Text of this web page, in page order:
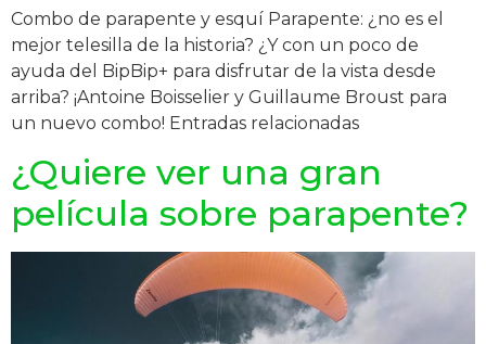
Combo de parapente y esquí Parapente: ¿no es el
mejor telesilla de la historia? ¿Y con un poco de
ayuda del BipBip+ para disfrutar de la vista desde
arriba? ¡Antoine Boisselier y Guillaume Broust para
un nuevo combo! Entradas relacionadas
¿Quiere ver una gran
película sobre parapente?